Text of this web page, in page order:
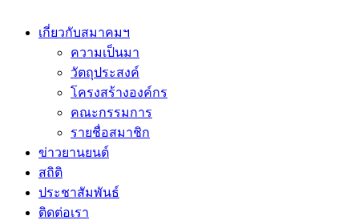
เกี่ยวกับสมาคมฯ
ความเป็นมา
วัตถุประสงค์
โครงสร้างองค์กร
คณะกรรมการ
รายชื่อสมาชิก
ข่าวยานยนต์
สถิติ
ประชาสัมพันธ์
ติดต่อเรา